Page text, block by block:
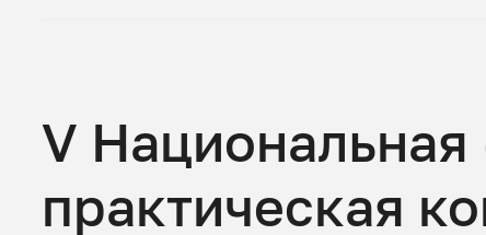
V Национальная
практическая